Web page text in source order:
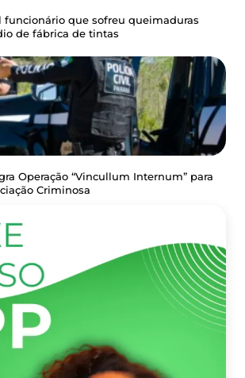
funcionário que sofreu queimaduras
de fábrica de tintas
Operação “Vincullum Internum” para
Criminosa